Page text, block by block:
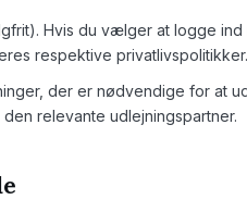
Hvis du vælger at logge
respektive privatlivspolitikker.
der er nødvendige for at
relevante udlejningspartner.